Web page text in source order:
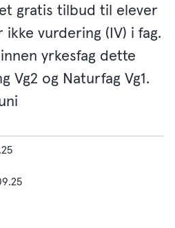
gratis tilbud til elever
vurdering (IV) i fag.
yrkesfag dette
Vg2 og Naturfag Vg1.